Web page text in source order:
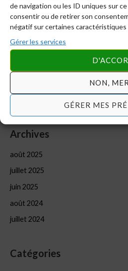
de navigation ou les ID uniques sur
consentir ou de retirer son
négatif sur certaines
Gérer les services
NON,
GÉRER MES
DERNIERES NOUVELLES !
SAMAKAG cette année ?
DERNIERE MINUTE: Ouverture
formation d’été 2025
Préformation: Gestion financière
DIRECTIVES DE DERNIERE
Archives
août 2025
juillet 2025
juin 2025
août 2024
juillet 2024
Catégories